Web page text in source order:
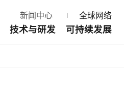
新闻中心 全球网络
技术与研发 可持续发展